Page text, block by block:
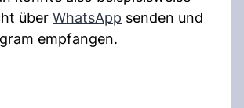
über WhatsApp senden und
empfangen.